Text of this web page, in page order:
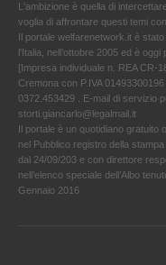
L'ambizione è quella di
voglia di affrontare questi temi
Il portale welfarenetwork.it è
l'Italia, nell’ottobre 2005 ed è
[Impresa individuale n. REA CR-
Cremona con P.IVA
0372.453429 . E-mail di servizio
storti.giancarlo@legalmail.it
Il portale è un quotidiano gratuito
nel Pubblico registro della
dal 24/09/203 e con direttore
nell’elenco speciale dell’Albo
Gennaio 2016